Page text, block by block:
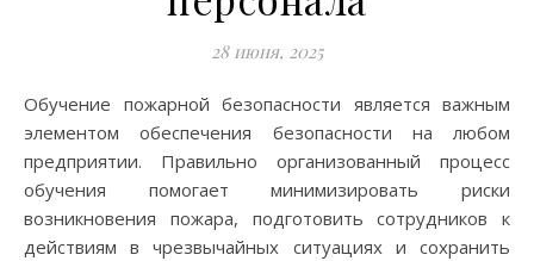
28 июня, 2025
Обучение пожарной безопасности является важным
элементом обеспечения безопасности на любом
предприятии. Правильно организованный процесс
обучения помогает минимизировать риски
возникновения пожара, подготовить сотрудников к
действиям в чрезвычайных ситуациях и сохранить